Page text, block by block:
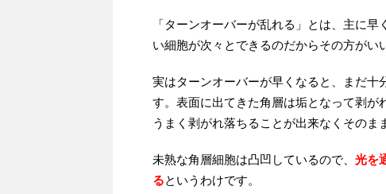
「ターンオーバーが乱れる」とは、主に
い細胞が次々とできるのだからその方がい
実はターンオーバーが早くなると、まだ十
す。表面に出てきた角層は垢となって剥が
うまく剥がれ落ちることが出来なくそのま
未熟な角層細胞は凸凹しているので、 光を
るというわけです。